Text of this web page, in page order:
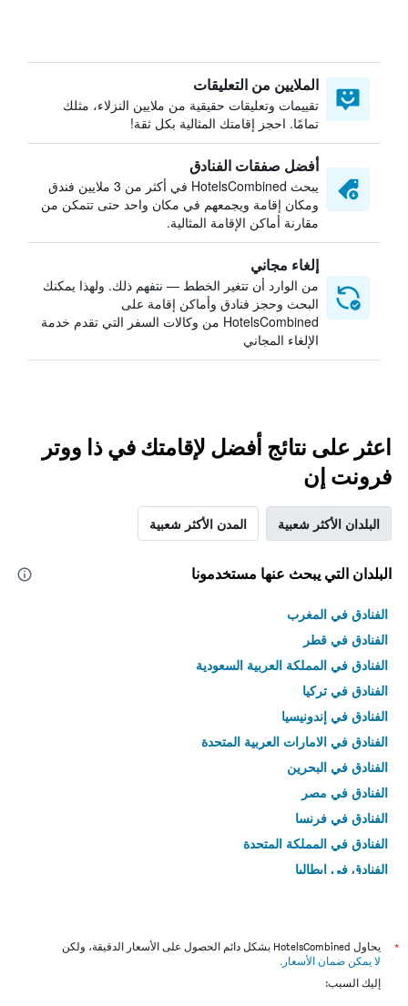
الملايين من التعليقات
تقييمات وتعليقات حقيقية من ملايين النزلاء، مثلك
تمامًا. احجز إقامتك المثالية بكل ثقة!
أفضل صفقات الفنادق
يبحث HotelsCombined في أكثر من 3 ملايين فندق
ومكان إقامة ويجمعهم في مكان واحد حتى تتمكن من
مقارنة أماكن الإقامة المثالية.
إلغاء مجاني
من الوارد أن تتغير الخطط — نتفهم ذلك. ولهذا يمكنك
البحث وحجز فنادق وأماكن إقامة على
HotelsCombined من وكالات السفر التي تقدم خدمة
الإلغاء المجاني
اعثر على نتائج أفضل لإقامتك في ذا ووتر
فرونت إن
البلدان الأكثر شعبية المدن الأكثر شعبية
البلدان التي يبحث عنها مستخدمونا
الفنادق في المغرب
الفنادق في قطر
الفنادق في المملكة العربية السعودية
الفنادق في تركيا
الفنادق في إندونيسيا
الفنادق في الامارات العربية المتحدة
الفنادق في البحرين
الفنادق في مصر
الفنادق في فرنسا
الفنادق في المملكة المتحدة
الفنادق في إيطاليا
*
يحاول HotelsCombined بشكل دائم الحصول على الأسعار الدقيقة، ولكن
لا يمكن ضمان الأسعار .
إليك السبب: